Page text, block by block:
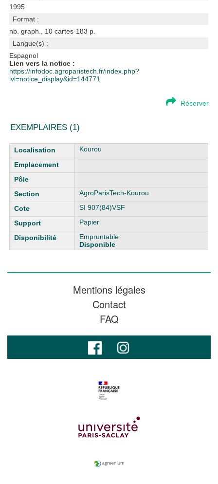
1995
Format :
nb. graph., 10 cartes-183 p.
Langue(s) :
Espagnol
Lien vers la notice :
https://infodoc.agroparistech.fr/index.php?
lvl=notice_display&id=144771
Réserver
EXEMPLAIRES (1)
Liste des exemplaires Kourou
AgroParisTech-Kourou
SI 907(84)VSF
Papier
Empruntable
Disponible
Mentions légales
Contact
FAQ